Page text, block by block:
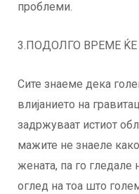
проблеми.
3.ПОДОЛГО ВРЕМЕ
Сите знаеме дека
влијанието на
задржуваат истиот
мажите не знаеле
жената, па го гледале
оглед на тоа што